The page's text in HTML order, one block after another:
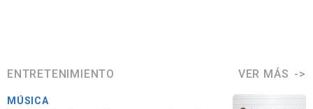
ENTRETENIMIENTO VER MÁS
MÚSICA